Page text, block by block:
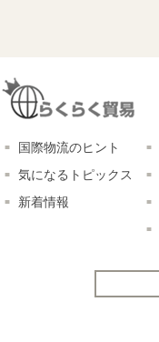
国際物流のヒント
気になるトピックス
新着情報